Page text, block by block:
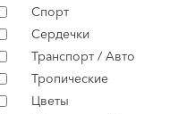
Спорт
Сердечки
Транспорт / Авто
Тропические
Цветы